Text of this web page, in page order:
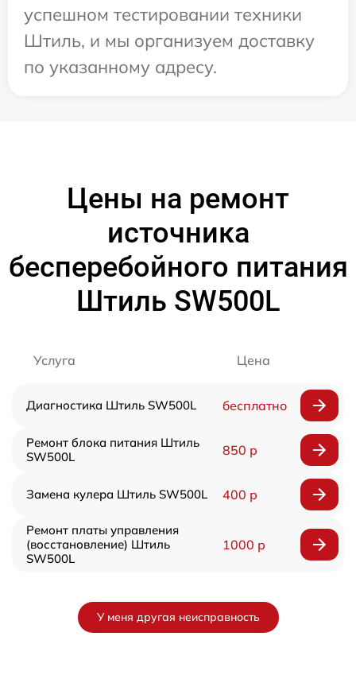
успешном тестировании техники
Штиль, и мы организуем доставку
по указанному адресу.
Цены на ремонт
источника
бесперебойного питания
Штиль SW500L
Услуга Цена
Диагностика Штиль SW500L бесплатно
Ремонт блока питания Штиль
SW500L
850 р
Замена кулера Штиль SW500L 400 р
Ремонт платы управления
(восстановление) Штиль
SW500L
1000 р
У меня другая неисправность